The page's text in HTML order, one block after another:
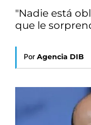
"Nadie está
que le
Por Agencia DIB